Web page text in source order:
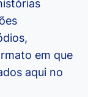
em que
aqui no